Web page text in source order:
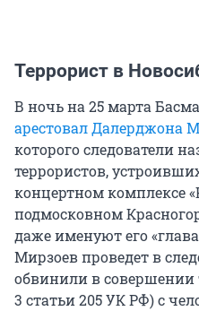
Террорист в
В ночь на 25 марта
арестовал Далерджона
которого следователи
террористов,
концертном комплексе
подмосковном
даже именуют его
Мирзоев проведет в
обвинили в совершении
3 статьи 205 УК РФ) с